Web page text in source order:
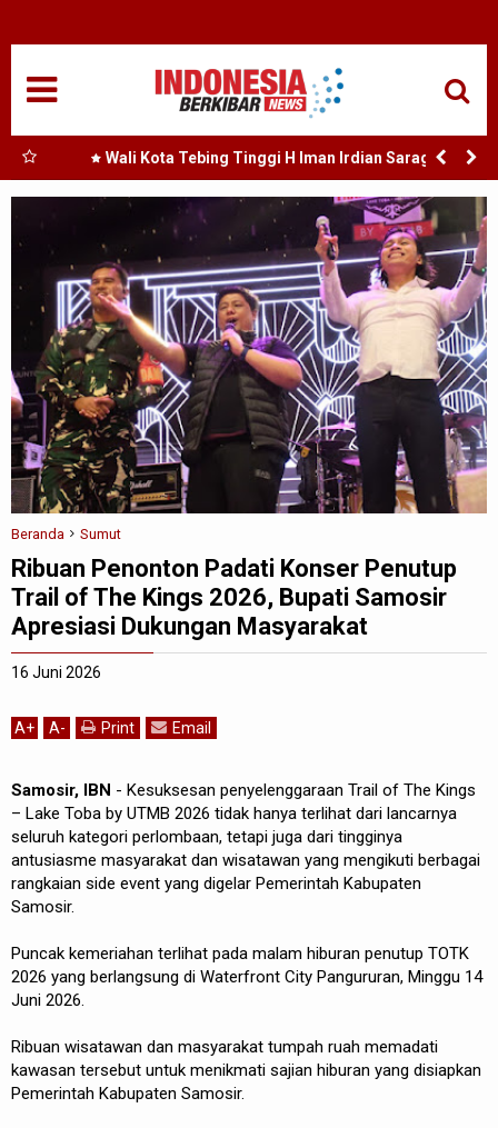
Wali Kota Tebing Tinggi H Iman Irdian Saragih :
Dorong Optimalisasi SP3 Catin
Beranda Sumut
Ribuan Penonton Padati Konser Penutup
Trail of The Kings 2026, Bupati Samosir
Apresiasi Dukungan Masyarakat
16 Juni 2026
A+ A- Print Email
Samosir, IBN - Kesuksesan penyelenggaraan Trail of The Kings
– Lake Toba by UTMB 2026 tidak hanya terlihat dari lancarnya
seluruh kategori perlombaan, tetapi juga dari tingginya
antusiasme masyarakat dan wisatawan yang mengikuti berbagai
rangkaian side event yang digelar Pemerintah Kabupaten
Samosir.
Puncak kemeriahan terlihat pada malam hiburan penutup TOTK
2026 yang berlangsung di Waterfront City Pangururan, Minggu 14
Juni 2026.
Ribuan wisatawan dan masyarakat tumpah ruah memadati
kawasan tersebut untuk menikmati sajian hiburan yang disiapkan
Pemerintah Kabupaten Samosir.
NASIONAL
SUMUT
MEDAN
TANJUNGBALAI
ACEH
EDUKASI
ADVETORIAL
REDAKSI